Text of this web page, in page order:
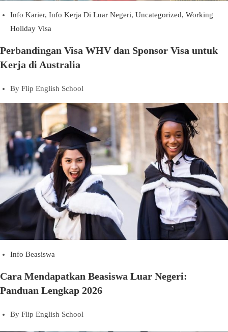
Info Karier, Info Kerja Di Luar Negeri, Uncategorized, Working
Holiday Visa
Perbandingan Visa WHV dan Sponsor Visa untuk
Kerja di Australia
By Flip English School
Info Beasiswa
Cara Mendapatkan Beasiswa Luar Negeri:
Panduan Lengkap 2026
By Flip English School